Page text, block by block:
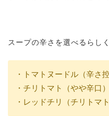
スープの辛さを選べるらし
・トマトヌードル（辛さ
・チリトマト（やや辛口）
・レッドチリ（チリトマ